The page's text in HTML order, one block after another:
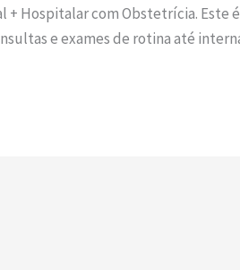
+ Hospitalar com Obstetrícia. Este
e exames de rotina até